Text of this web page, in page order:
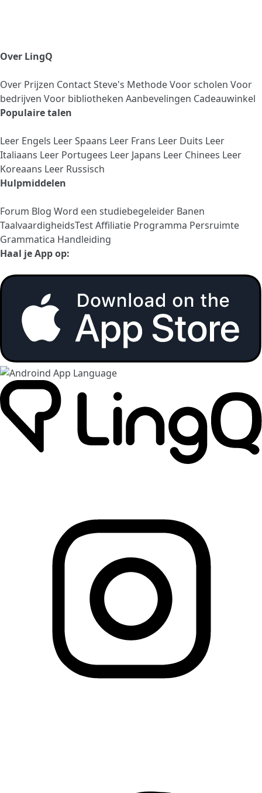
Over LingQ
Over Prijzen ContactSteve's MethodeVoor scholen Voor
bedrijven Voor bibliotheken Aanbevelingen Cadeauwinkel
Populaire talen
Leer Engels Leer Spaans Leer Frans Leer Duits Leer
Italiaans Leer Portugees Leer Japans Leer Chinees Leer
Koreaans Leer Russisch
Hulpmiddelen
Forum Blog Word een studiebegeleider Banen
TaalvaardigheidsTestAffiliatie Programma Persruimte
Grammatica Handleiding
Haal je App op: